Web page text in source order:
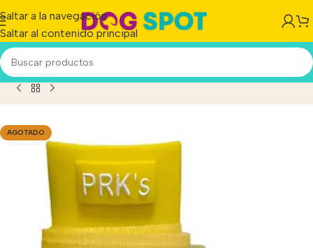
Saltar a la navegación
Saltar al contenido principal
Inicio/Producto/Botas Perro Prk´S Medium X 4 Unidades
AGOTADO